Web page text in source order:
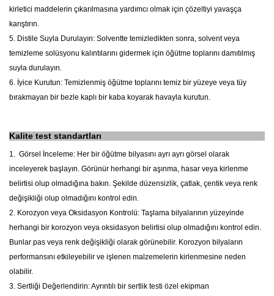
kirletici maddelerin çıkarılmasına yardımcı olmak için çözeltiyi yavaşça
karıştırın.
5. Distile Suyla Durulayın: Solventte temizledikten sonra, solvent veya
temizleme solüsyonu kalıntılarını gidermek için öğütme toplarını damıtılmış
suyla durulayın.
6. İyice Kurutun: Temizlenmiş öğütme toplarını temiz bir yüzeye veya tüy
bırakmayan bir bezle kaplı bir kaba koyarak havayla kurutun.
Kalite test standartları
1. Görsel İnceleme: Her bir öğütme bilyasını ayrı ayrı görsel olarak
inceleyerek başlayın. Görünür herhangi bir aşınma, hasar veya kirlenme
belirtisi olup olmadığına bakın. Şekilde düzensizlik, çatlak, çentik veya renk
değişikliği olup olmadığını kontrol edin.
2. Korozyon veya Oksidasyon Kontrolü: Taşlama bilyalarının yüzeyinde
herhangi bir korozyon veya oksidasyon belirtisi olup olmadığını kontrol edin.
Bunlar pas veya renk değişikliği olarak görünebilir. Korozyon bilyaların
performansını etkileyebilir ve işlenen malzemelerin kirlenmesine neden
olabilir.
3. Sertliği Değerlendirin: Ayrıntılı bir sertlik testi özel ekipman